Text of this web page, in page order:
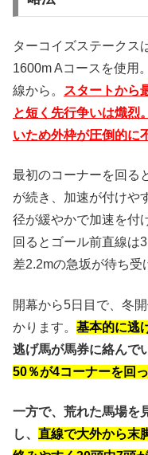
ターコイズステークス
1600m Aコースを使用
線から。
スタートから
と短く先行争いは熾烈
いため外枠が圧倒的に
最初のコーナーを回る
が続き、加速が付けや
径が緩やかで加速を付
回るとゴール前直線は
差2.2mの急坂が待ち受
開幕から5日目で、冬
かります。 基本的に逃
逃げ馬が馬券に絡んで
50％が4コーナーを回
一方で、荒れた馬場を
し、 直線で大外から末